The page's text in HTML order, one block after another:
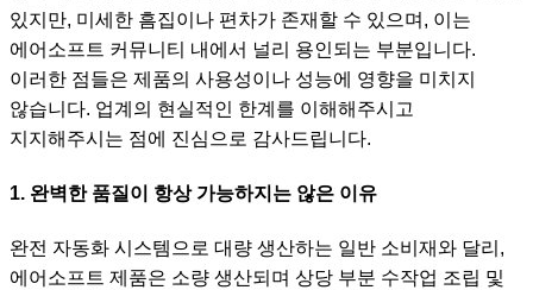
있지만, 미세한 흠집이나 편차가 존재할 수 있으며, 이는
에어소프트 커뮤니티 내에서 널리 용인되는 부분입니다.
이러한 점들은 제품의 사용성이나 성능에 영향을 미치지
않습니다. 업계의 현실적인 한계를 이해해주시고
지지해주시는 점에 진심으로 감사드립니다.
1. 완벽한 품질이 항상 가능하지는 않은 이유
완전 자동화 시스템으로 대량 생산하는 일반 소비재와 달리,
에어소프트 제품은 소량 생산되며 상당 부분 수작업 조립 및